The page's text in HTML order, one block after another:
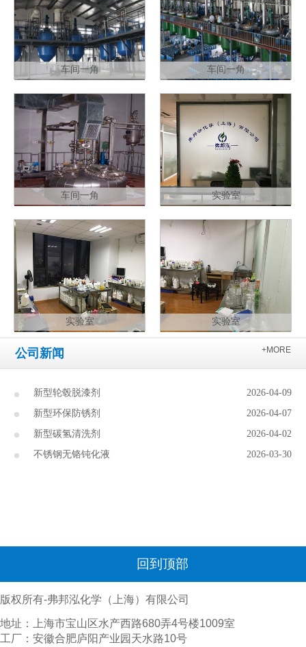
车间一角 车间一角
车间一角 实验室
实验室 实验室
+MORE
公司新闻
2026-04-09
新型轮毂脱漆剂
2026-04-07
新型环保防锈剂
2026-04-02
新型碳氢清洗剂
2026-03-30
不锈钢无铬钝化液
回到顶部
版权所有-弗邦泓化学（上海）有限公司
地址：上海市宝山区水产西路680弄4号楼1009室
工厂：安徽合肥庐阳产业园天水路10号